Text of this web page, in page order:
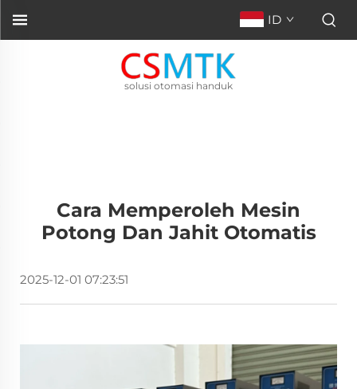
ID
solusi otomasi handuk
Cara Memperoleh Mesin
Potong Dan Jahit Otomatis
2025-12-01 07:23:51